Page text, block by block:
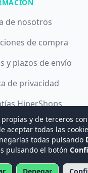
de nosotros
de compra
y plazos de envío
de privacidad
HiperShops
de cookies
Digital e Inmótica
y de terceros
aceptar todas las
todas pulsando
pulsando el botón